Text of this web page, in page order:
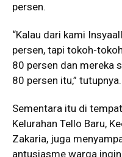
persen.
“Kalau dari kami
persen, tapi tokoh-
80 persen dan mereka
80 persen itu,” tutupnya.
Sementara itu di
Kelurahan Tello Baru,
Zakaria, juga
antusiasme warga